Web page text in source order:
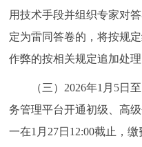
用技术手段并组织专家对
定为雷同答卷的，将按规
作弊的按相关规定追加处理
（三）2026年1月5日
务管理平台开通初级、高
一在1月27日12:00截止，